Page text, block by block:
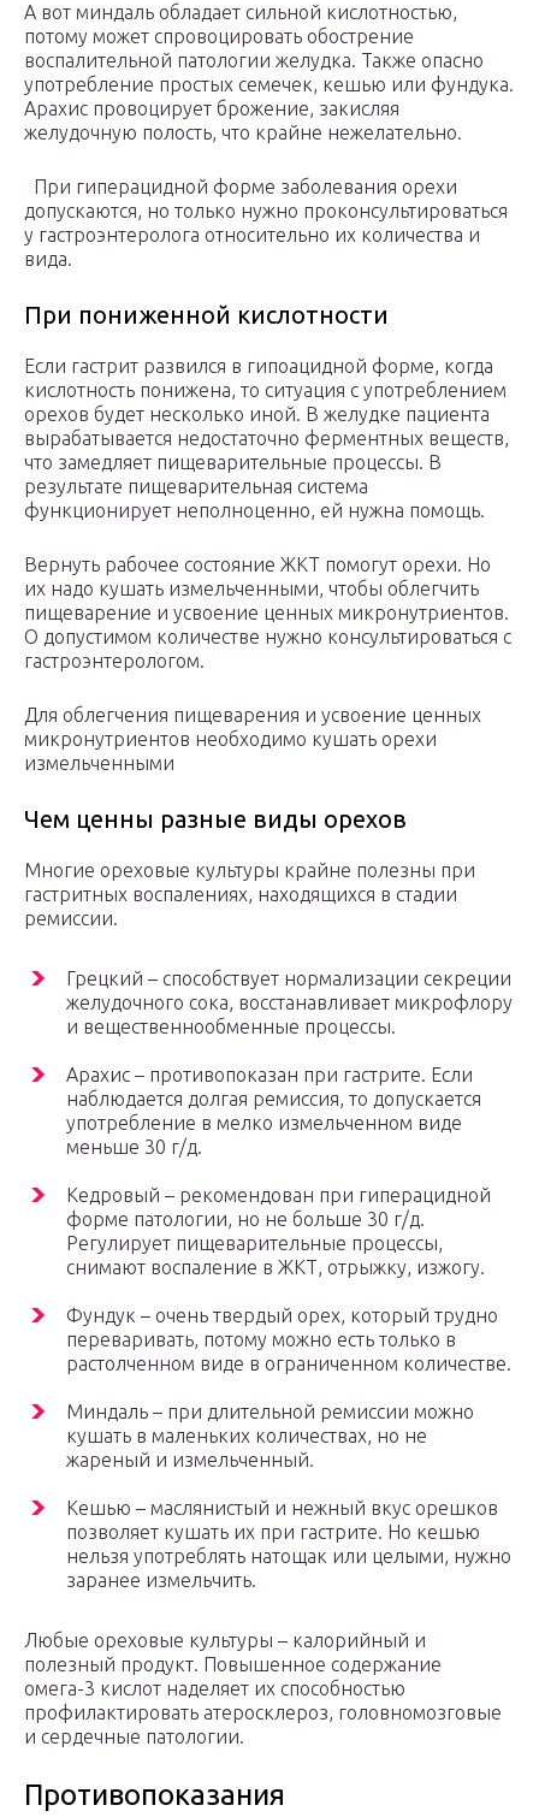
А вот миндаль обладает сильной кислотностью,
потому может спровоцировать обострение
воспалительной патологии желудка. Также опасно
употребление простых семечек, кешью или фундука.
Арахис провоцирует брожение, закисляя
желудочную полость, что крайне нежелательно.
При гиперацидной форме заболевания орехи
допускаются, но только нужно проконсультироваться
у гастроэнтеролога относительно их количества и
вида.
При пониженной кислотности
Если гастрит развился в гипоацидной форме, когда
кислотность понижена, то ситуация с употреблением
орехов будет несколько иной. В желудке пациента
вырабатывается недостаточно ферментных веществ,
что замедляет пищеварительные процессы. В
результате пищеварительная система
функционирует неполноценно, ей нужна помощь.
Вернуть рабочее состояние ЖКТ помогут орехи. Но
их надо кушать измельченными, чтобы облегчить
пищеварение и усвоение ценных микронутриентов.
О допустимом количестве нужно консультироваться с
гастроэнтерологом.
Для облегчения пищеварения и усвоение ценных
микронутриентов необходимо кушать орехи
измельченными
Чем ценны разные виды орехов
Многие ореховые культуры крайне полезны при
гастритных воспалениях, находящихся в стадии
ремиссии.
Грецкий – способствует нормализации секреции
желудочного сока, восстанавливает микрофлору
и вещественнообменные процессы.
Арахис – противопоказан при гастрите. Если
наблюдается долгая ремиссия, то допускается
употребление в мелко измельченном виде
меньше 30 г/д.
Кедровый – рекомендован при гиперацидной
форме патологии, но не больше 30 г/д.
Регулирует пищеварительные процессы,
снимают воспаление в ЖКТ, отрыжку, изжогу.
Фундук – очень твердый орех, который трудно
переваривать, потому можно есть только в
растолченном виде в ограниченном количестве.
Миндаль – при длительной ремиссии можно
кушать в маленьких количествах, но не
жареный и измельченный.
Кешью – маслянистый и нежный вкус орешков
позволяет кушать их при гастрите. Но кешью
нельзя употреблять натощак или целыми, нужно
заранее измельчить.
Любые ореховые культуры – калорийный и
полезный продукт. Повышенное содержание
омега-3 кислот наделяет их способностью
профилактировать атеросклероз, головномозговые
и сердечные патологии.
Противопоказания